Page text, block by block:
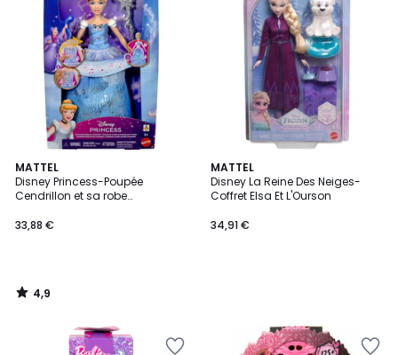
MATTEL
Disney Princess-Poupée
Cendrillon et sa robe
33,88 €
4,9
/ 5
4,9
/
MATTEL
Disney La Reine Des Neiges-
Coffret Elsa Et L'Ourson
34,91 €